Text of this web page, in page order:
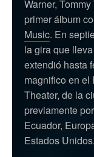
Warner,
primer álbum
Music. En
la gira que
extendió hasta
magnifico en el
Theater, de la
previamente
Ecuador,
Estados Unidos.